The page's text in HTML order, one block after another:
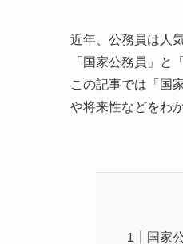
近年、公務員は人
「国家公務員」と
この記事では「国
や将来性などをわ
国家